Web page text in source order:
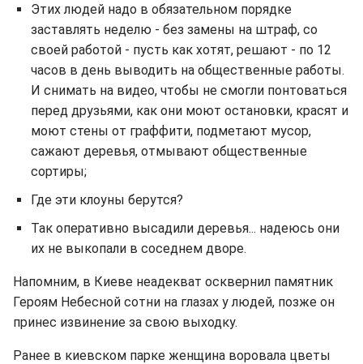
Этих людей надо в обязательном порядке
заставлять неделю - без замены на штраф, со
своей работой - пусть как хотят, решают - по 12
часов в день выводить на общественные работы.
И снимать на видео, чтобы не смогли понтоваться
перед друзьями, как они моют остановки, красят и
моют стены от граффити, подметают мусор,
сажают деревья, отмывают общественные
сортиры;
Где эти клоуны берутся?
Так оперативно высадили деревья... надеюсь они
их не выкопали в соседнем дворе.
Напомним, в Киеве неадекват осквернил памятник
Героям Небесной сотни на глазах у людей, позже он
принес извинение за свою выходку.
Ранее в киевском парке женщина воровала цветы